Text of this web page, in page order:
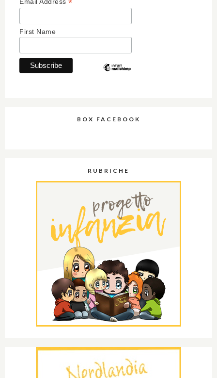
*
First Name
BOX FACEBOOK
RUBRICHE